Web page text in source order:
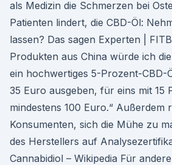
als Medizin die Schmerzen bei
Patienten lindert, die CBD-Öl:
lassen? Das sagen Experten |
Produkten aus China würde ich
ein hochwertiges 5-Prozent-CBD-
35 Euro ausgeben, für eins mit 15
mindestens 100 Euro.“ Außerdem
Konsumenten, sich die Mühe zu
des Herstellers auf
Cannabidiol – Wikipedia Für